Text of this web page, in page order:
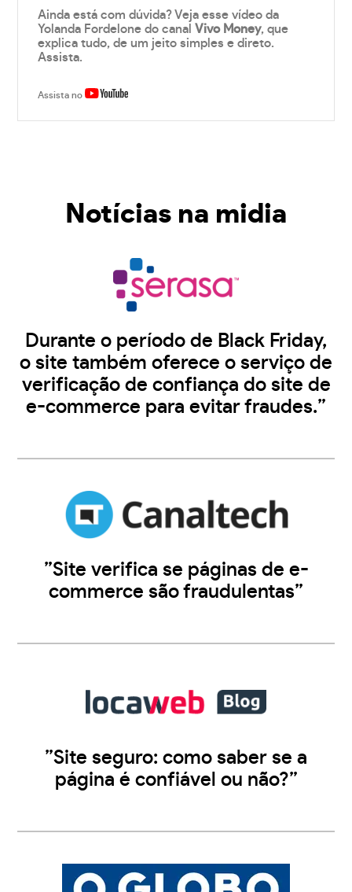
Ainda está com dúvida? Veja esse vídeo da
Yolanda Fordelone do canalVivo Money, que
explica tudo, de um jeito simples e direto.
Assista.
Assista no
Notícias na midia
Durante o período de Black Friday,
o site também oferece o serviço de
verificação de confiança do site de
e-commerce para evitar fraudes.”
”Site verifica se páginas de e-
commerce são fraudulentas”
”Site seguro: como saber se a
página é confiável ou não?”